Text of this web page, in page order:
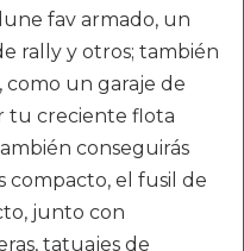
fav armado, un
rally y otros; también
un garaje de
tu creciente flota
conseguirás
compacto, el fusil de
junto con
tatuajes de